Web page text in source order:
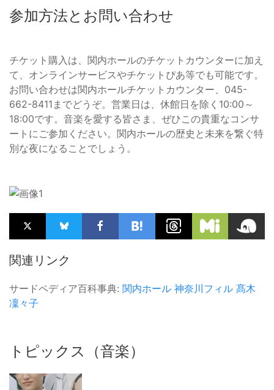
参加方法とお問い合わせ
チケット購入は、関内ホールのチケットカウンターに加え
て、オンラインサービスやチケットぴあ等でも可能です。
お問い合わせは関内ホールチケットカウンター、045-
662-8411までどうぞ。営業日は、休館日を除く10:00～
18:00です。音楽を愛する皆さま、ぜひこの貴重なコンサ
ートにご参加ください。関内ホールの歴史と未来を繋ぐ特
別な夜になることでしょう。
関連リンク
サードペディア百科事典: 関内ホール 神奈川フィル 髙木
凜々子
トピックス（音楽）